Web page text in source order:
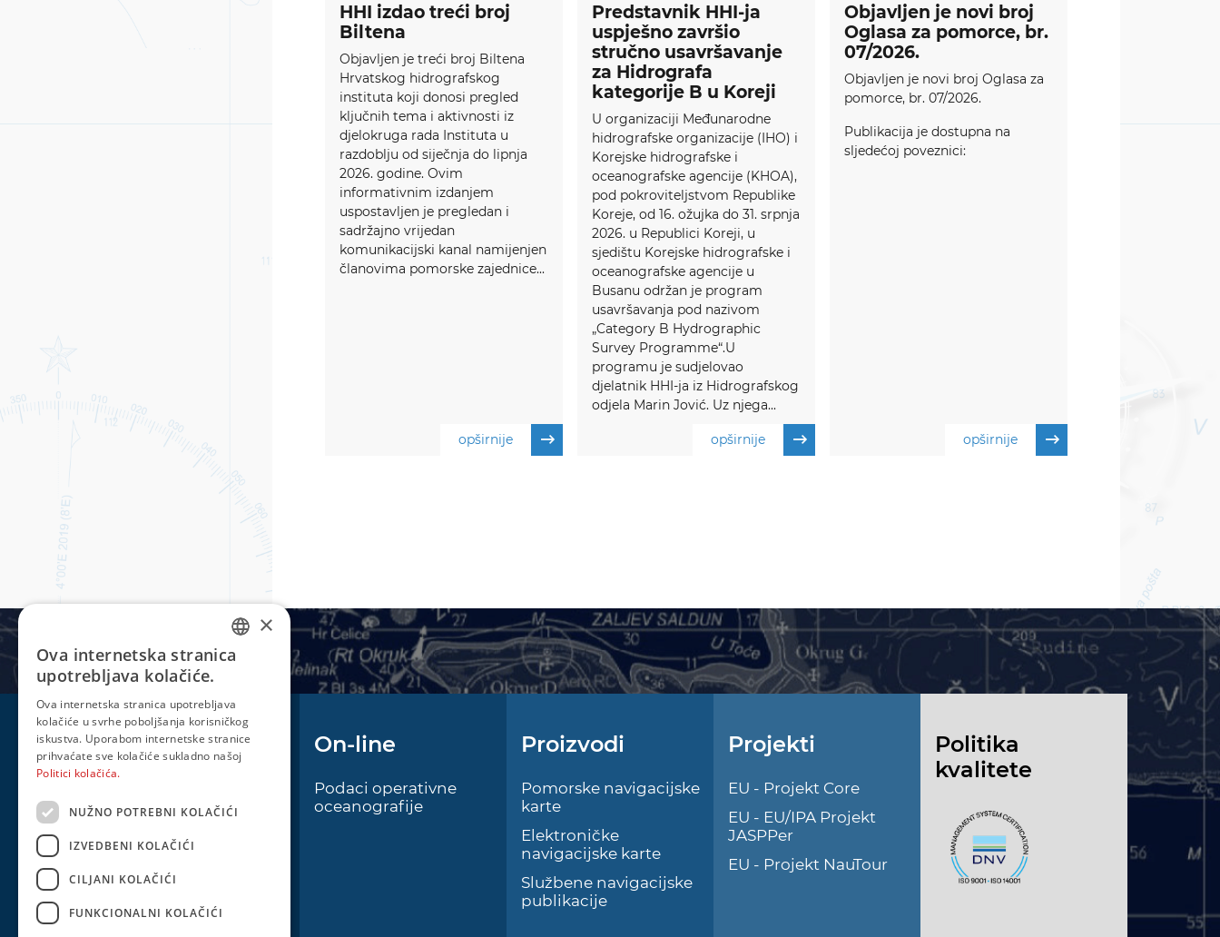
HHI izdao treći broj
Biltena
Objavljen je treći broj Biltena
Hrvatskog hidrografskog
instituta koji donosi pregled
ključnih tema i aktivnosti iz
djelokruga rada Instituta u
razdoblju od siječnja do lipnja
2026. godine. Ovim
informativnim izdanjem
uspostavljen je pregledan i
sadržajno vrijedan
komunikacijski kanal namijenjen
članovima pomorske zajednice...
opširnije
Predstavnik HHI-ja
uspješno završio
stručno usavršavanje
za Hidrografa
kategorije B u Koreji
U organizaciji Međunarodne
hidrografske organizacije (IHO) i
Korejske hidrografske i
oceanografske agencije (KHOA),
pod pokroviteljstvom Republike
Koreje, od 16. ožujka do 31. srpnja
2026. u Republici Koreji, u
sjedištu Korejske hidrografske i
oceanografske agencije u
Busanu održan je program
usavršavanja pod nazivom
„Category B Hydrographic
Survey Programme“.U
programu je sudjelovao
djelatnik HHI-ja iz Hidrografskog
odjela Marin Jović. Uz njega...
opširnije
Objavljen je novi broj
Oglasa za pomorce, br.
07/2026.
Objavljen je novi broj Oglasa za
pomorce, br. 07/2026.
Publikacija je dostupna na
sljedećoj poveznici:
opširnije
Plovidba
Navigacijski radiooglasi
Cro Nav Support (PWA)
On-line
Podaci operativne
oceanografije
Proizvodi
Pomorske navigacijske
karte
Elektroničke
navigacijske karte
Službene navigacijske
publikacije
Projekti
EU - Projekt Core
EU - EU/IPA Projekt
JASPPer
EU - Projekt NauTour
Politika
kvalitete
CROATIAN
×
Ova internetska stranica
upotrebljava kolačiće.
Ova internetska stranica upotrebljava
kolačiće u svrhe poboljšanja korisničkog
iskustva. Uporabom internetske stranice
prihvaćate sve kolačiće sukladno našoj
Politici kolačića.
NUŽNO POTREBNI KOLAČIĆI
IZVEDBENI KOLAČIĆI
CILJANI KOLAČIĆI
FUNKCIONALNI KOLAČIĆI